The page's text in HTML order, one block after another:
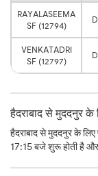
RAYALASEEMA
SF (12794)
VENKATADRI
SF (12797)
हैदराबाद से मुददनुर के
हैदराबाद से मुददनुर के
17:15 बजे शुरू होती है